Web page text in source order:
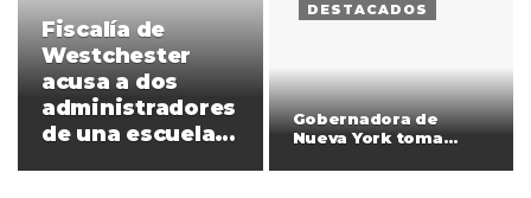
Fiscalía de
Westchester
acusa a dos
administradores
de una escuela
DESTACADOS
Gobernadora de
Nueva York toma
proteger a…